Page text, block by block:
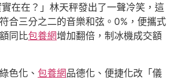
在在？」林天秤發出了一聲冷笑，這
合三分之二的音樂和弦。0%，便攜式
同比包養網增加翻倍，制冰機成交額
色化、 包養網品德化、便捷化改「儀